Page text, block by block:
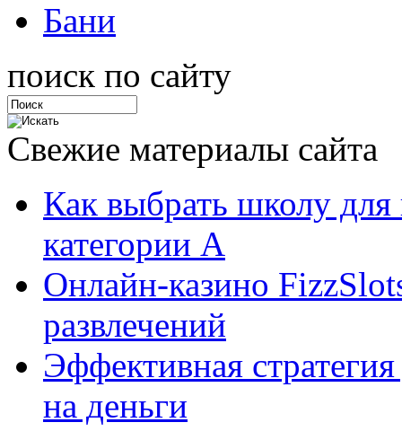
Бани
поиск по сайту
Свежие материалы сайта
Как выбрать школу для
категории А
Онлайн-казино
развлечений
Эффективная
на деньги